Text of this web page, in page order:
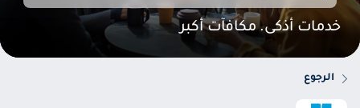
خدمات أذكى. مكافآت أكبر
الرجوع